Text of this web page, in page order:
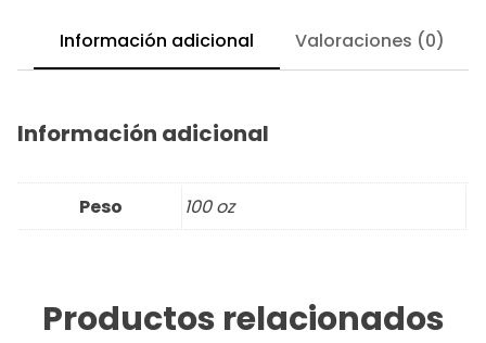
Información adicional Valoraciones (0)
Información adicional
Peso 100 oz
Productos relacionados